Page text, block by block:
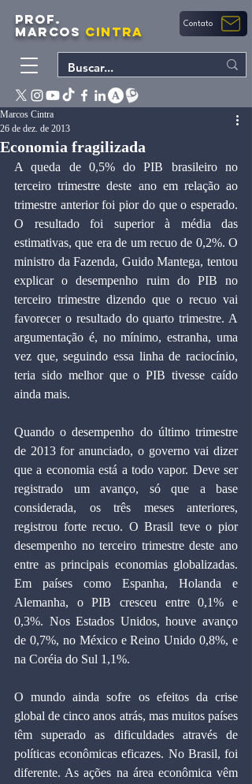
PROF.
MARCOS CINTRA Contato
Economia fragilizada
Marcos Cintra
26 de dez. de 2013
A queda de 0,5% do PIB brasileiro no
terceiro trimestre deste ano em relação ao
trimestre anterior foi pior do que o esperado.
O resultado foi superior à média das
estimativas, que era de um recuo de 0,2%. O
ministro da Fazenda, Guido Mantega, tentou
explicar o desempenho ruim do PIB no
terceiro trimestre dizendo que o recuo vai
favorecer o resultado do quarto trimestre. A
argumentação é, no mínimo, estranha, uma
vez que, seguindo essa linha de raciocínio,
teria sido melhor que o PIB tivesse caído
ainda mais.
Quando o desempenho do último trimestre
de 2013 for anunciado, o governo vai dizer
que a economia está a todo vapor. Deve ser
registrado um avanço, só que a base
considerada, os três meses anteriores,
registrou forte recuo. O Brasil teve o pior
desempenho no terceiro trimestre deste ano
entre as principais economias globalizadas.
Em países como Espanha, Holanda e
Alemanha, o PIB cresceu entre 0,1% e
0,3%. Nos Estados Unidos, houve avanço
de 0,7%, no México e Reino Unido 0,8%, e
na Coréia do Sul 1,1%.
O mundo ainda sofre os efeitos da crise
global de cinco anos atrás, mas muitos países
têm superado as dificuldades através de
políticas econômicas eficazes. No Brasil, foi
diferente. As ações na área econômica vêm